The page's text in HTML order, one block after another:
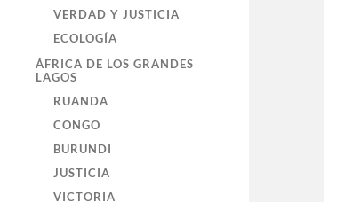
VERDAD Y JUSTICIA
ECOLOGÍA
ÁFRICA DE LOS GRANDES
LAGOS
RUANDA
CONGO
BURUNDI
JUSTICIA
VICTORIA